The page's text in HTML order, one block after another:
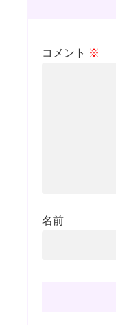
コメント ※
名前